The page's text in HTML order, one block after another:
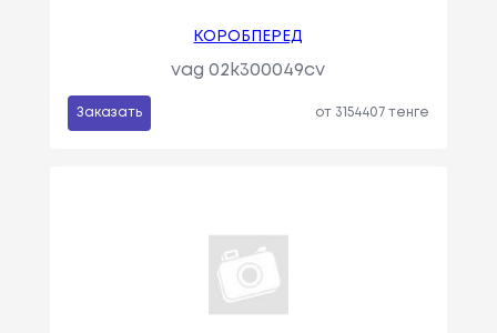
КОРОБПЕРЕД
vag 02k300049cv
Заказать от 3154407 тенге